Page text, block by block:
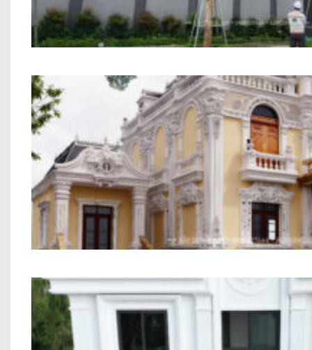
Xây Dựng Biệt Thự 3 Tầng Chú
Dự án biệt thự tân cổ điển anh